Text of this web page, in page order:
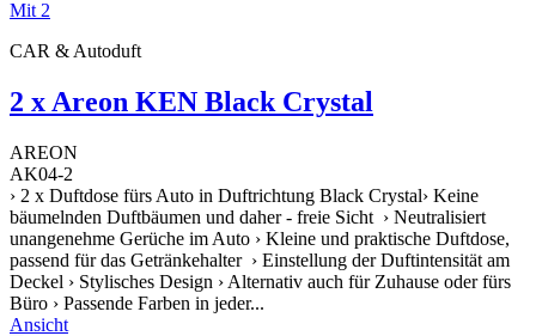
CAR & Autoduft
2 x Areon KEN Black Crystal
AREON
AK04-2
› 2 x Duftdose fürs Auto in Duftrichtung Black Crystal› Keine
bäumelnden Duftbäumen und daher - freie Sicht › Neutralisiert
unangenehme Gerüche im Auto › Kleine und praktische Duftdose,
passend für das Getränkehalter › Einstellung der Duftintensität am
Deckel › Stylisches Design › Alternativ auch für Zuhause oder fürs
Büro › Passende Farben in jeder...
Ansicht